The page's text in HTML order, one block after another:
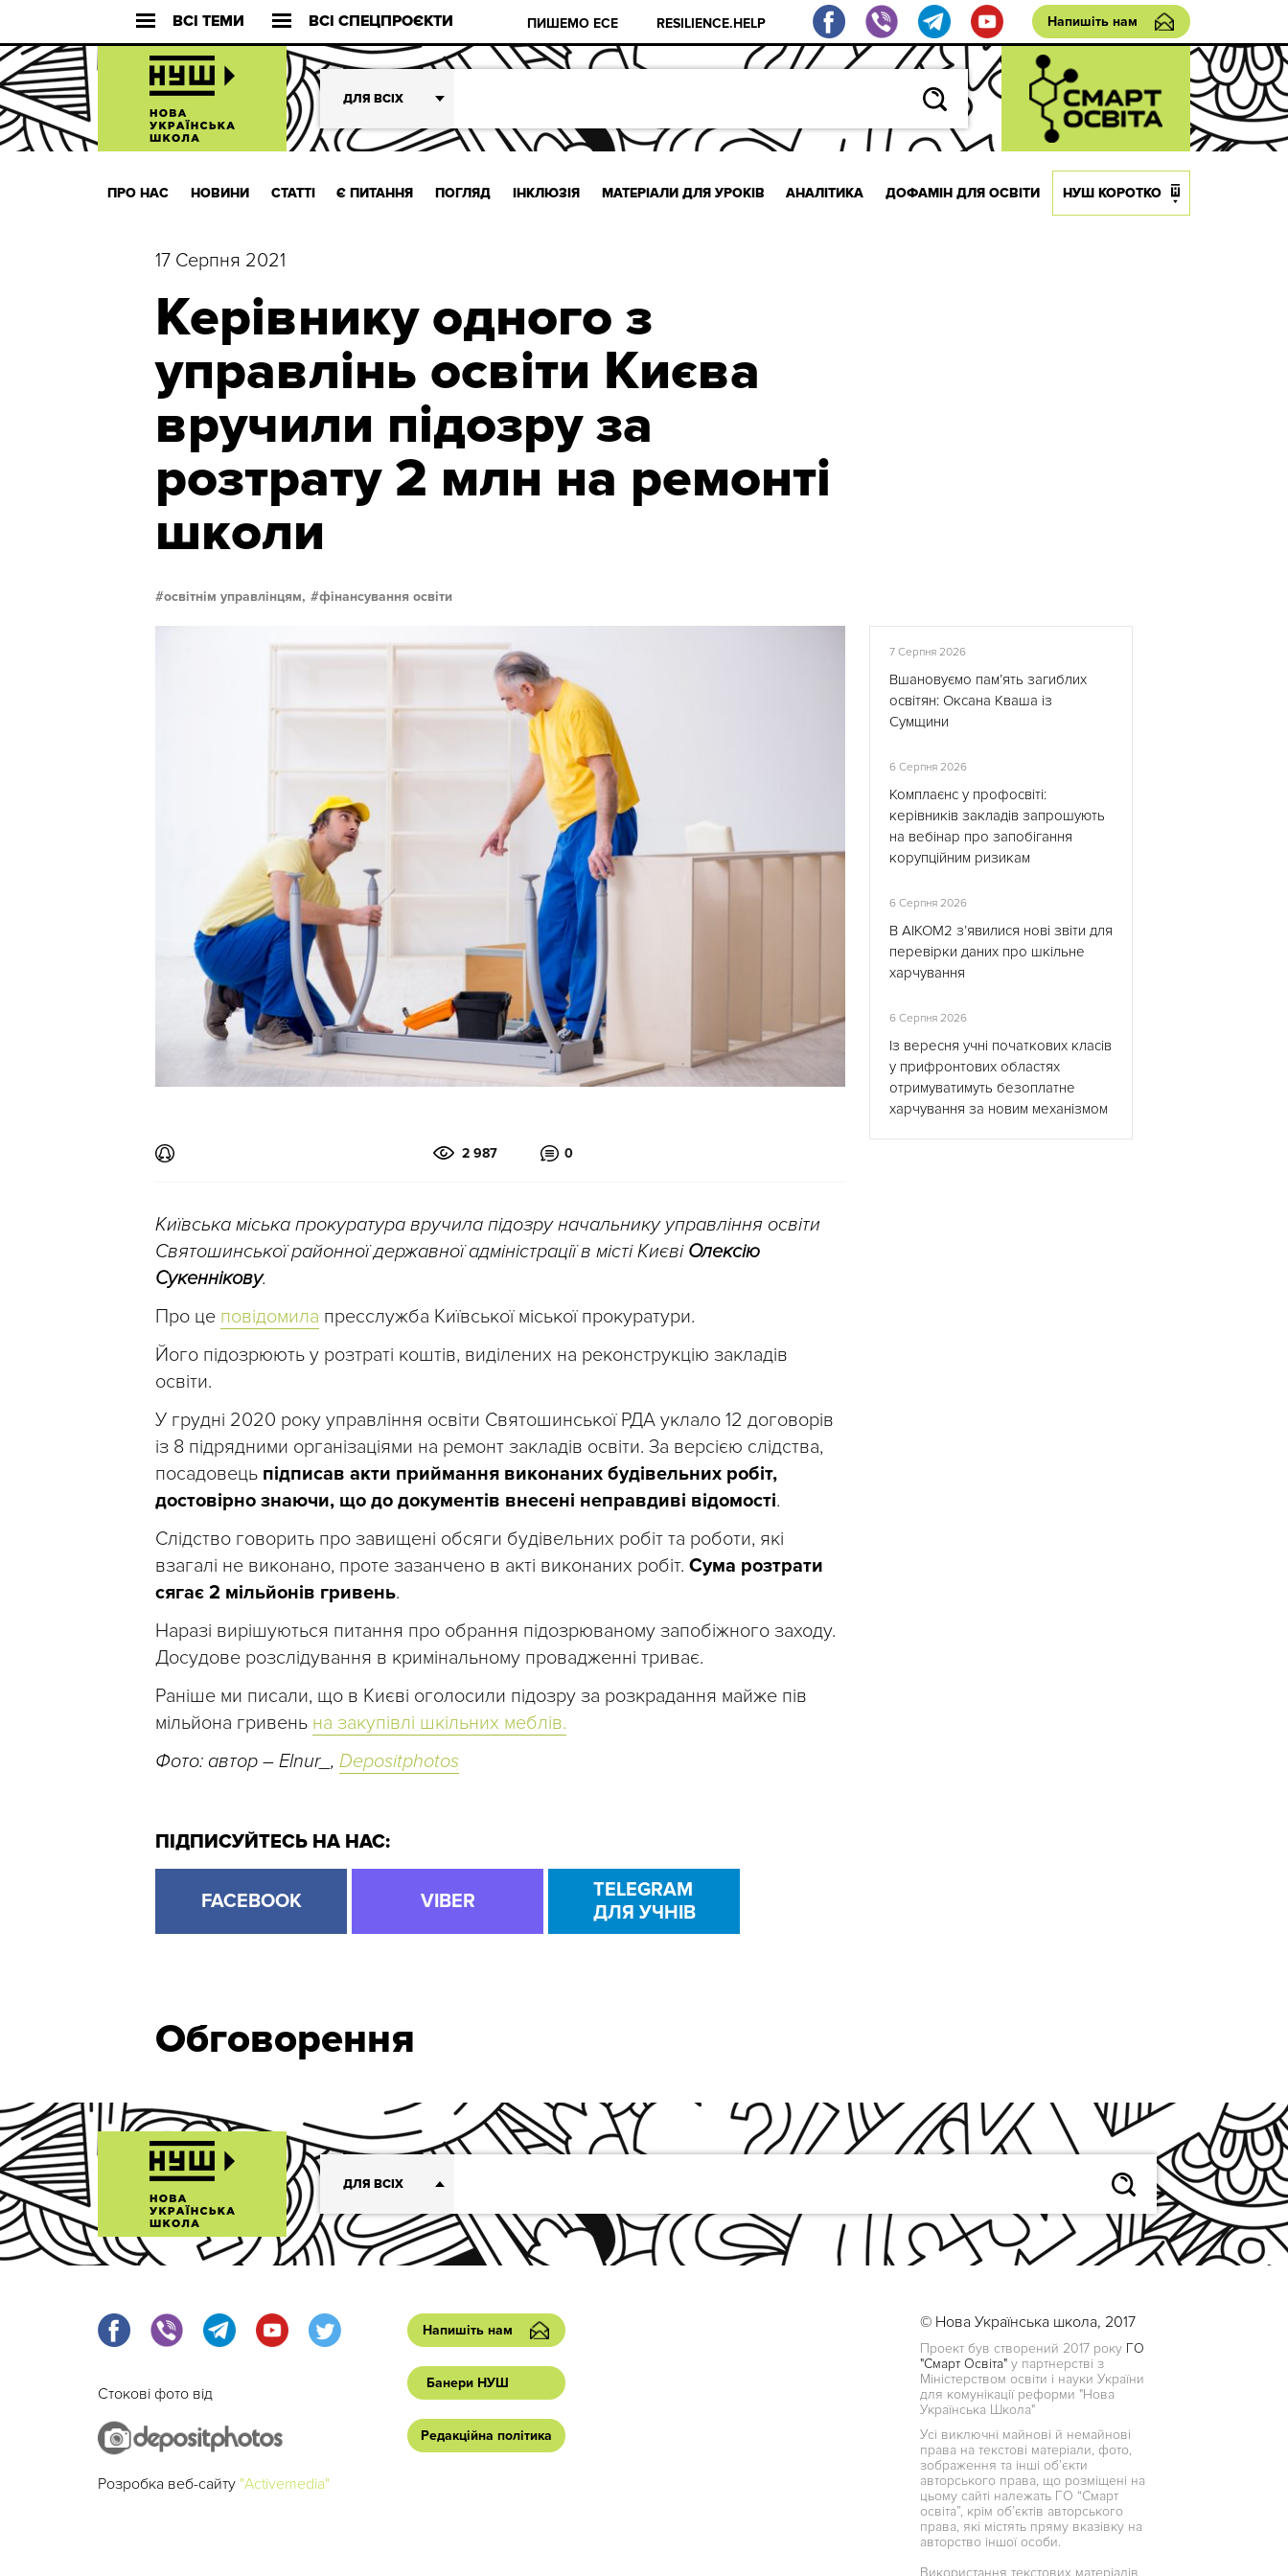
ВСІ ТЕМИ ВСІ СПЕЦПРОЄКТИ ПИШЕМО ЕСЕ RESILIENCE.HELP Напишіть нам
ДЛЯ ВСІХ
ПРО НАС НОВИНИ СТАТТІ Є ПИТАННЯ ПОГЛЯД ІНКЛЮЗІЯ МАТЕРІАЛИ ДЛЯ УРОКІВ АНАЛІТИКА ДОФАМІН ДЛЯ ОСВІТИ НУШ КОРОТКО
17 Серпня 2021
Керівнику одного з
управлінь освіти Києва
вручили підозру за
розтрату 2 млн на ремонті
школи
освітнім управлінцям, фінансування освіти
2 987 0
Київська міська прокуратура вручила підозру начальнику управління освіти
Святошинської районної державної адміністрації в місті Києві Олексію
Сукеннікову.
Про це повідомила пресслужба Київської міської прокуратури.
Його підозрюють у розтраті коштів, виділених на реконструкцію закладів
освіти.
У грудні 2020 року управління освіти Святошинської РДА уклало 12 договорів
із 8 підрядними організаціями на ремонт закладів освіти. За версією слідства,
посадовець підписав акти приймання виконаних будівельних робіт,
достовірно знаючи, що до документів внесені неправдиві відомості.
Слідство говорить про завищені обсяги будівельних робіт та роботи, які
взагалі не виконано, проте зазанчено в акті виконаних робіт. Сума розтрати
сягає 2 мільйонів гривень.
Наразі вирішуються питання про обрання підозрюваному запобіжного заходу.
Досудове розслідування в кримінальному провадженні триває.
Раніше ми писали, що в Києві оголосили підозру за розкрадання майже пів
мільйона гривень на закупівлі шкільних меблів.
Фото: автор – Elnur_, Depositphotos
ПІДПИСУЙТЕСЬ НА НАС:
FACEBOOK VIBER
TELEGRAM
ДЛЯ УЧНІВ
7 Серпня 2026
Вшановуємо пам’ять загиблих
освітян: Оксана Кваша із
Сумщини
6 Серпня 2026
Комплаєнс у профосвіті:
керівників закладів запрошують
на вебінар про запобігання
корупційним ризикам
6 Серпня 2026
В АІКОМ2 з’явилися нові звіти для
перевірки даних про шкільне
харчування
6 Серпня 2026
Із вересня учні початкових класів
у прифронтових областях
отримуватимуть безоплатне
харчування за новим механізмом
Обговорення
ДЛЯ ВСІХ
Стокові фото від
Розробка веб-сайту "Activemedia"
Напишіть нам
Банери НУШ
Редакційна політика
© Нова Українська школа, 2017
Проект був створений 2017 року ГО
"Смарт Освіта" у партнерстві з
Міністерством освіти і науки України
для комунікації реформи "Нова
Українська Школа"
Усі виключні майнові й немайнові
права на текстові матеріали, фото,
зображення та інші об’єкти
авторського права, що розміщені на
цьому сайті належать ГО “Смарт
освіта”, крім об’єктів авторського
права, які містять пряму вказівку на
авторство іншої особи.